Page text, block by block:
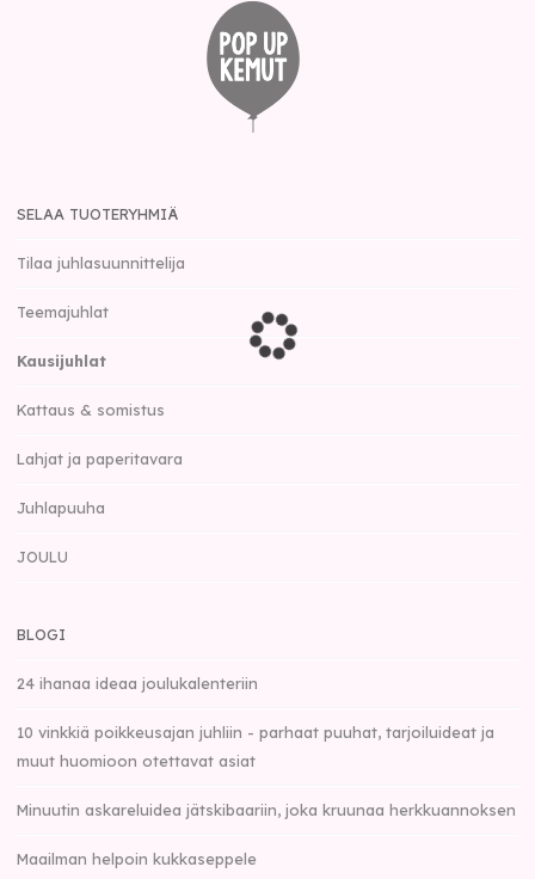
SELAA TUOTERYHMIÄ
Tilaa juhlasuunnittelija
Teemajuhlat
Kausijuhlat
Kattaus & somistus
Lahjat ja paperitavara
Juhlapuuha
JOULU
BLOGI
24 ihanaa ideaa joulukalenteriin
10 vinkkiä poikkeusajan juhliin - parhaat puuhat, tarjoiluideat ja
muut huomioon otettavat asiat
Minuutin askareluidea jätskibaariin, joka kruunaa herkkuannoksen
Maailman helpoin kukkaseppele